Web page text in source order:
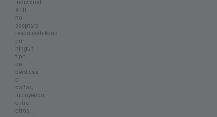
individual.
XTB
no
aceptará
responsabilidad
por
ningún
tipo
de
pérdidas
o
daños,
incluyendo,
entre
otros,